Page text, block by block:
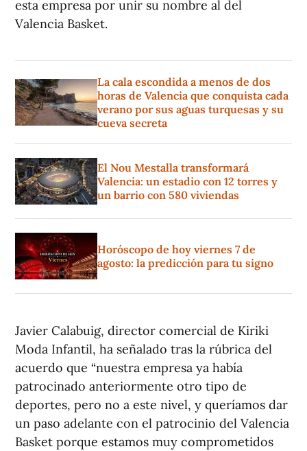
esta empresa por unir su nombre al del
Valencia Basket.
La cala escondida a menos de dos
horas de Valencia que conquista cada
verano por sus aguas turquesas y su
cueva secreta
El Nou Mestalla transformará
Valencia: un estadio con 12 torres y
un barrio con 580 viviendas
Horóscopo de hoy viernes 7 de
agosto: la predicción para tu signo
Javier Calabuig, director comercial de Kiriki
Moda Infantil, ha señalado tras la rúbrica del
acuerdo que “nuestra empresa ya había
patrocinado anteriormente otro tipo de
deportes, pero no a este nivel, y queríamos dar
un paso adelante con el patrocinio del Valencia
Basket porque estamos muy comprometidos